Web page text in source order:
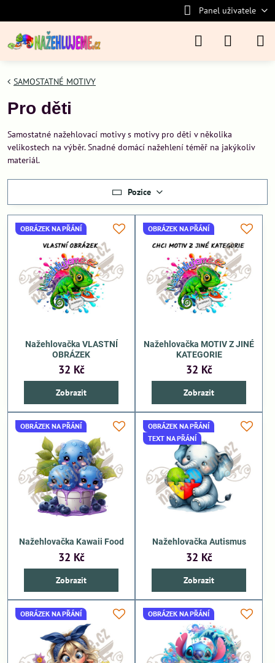
Panel uživatele
SAMOSTATNÉ MOTIVY
Pro děti
Samostatné nažehlovací motivy s motivy pro děti v několika
velikostech na výběr. Snadné domácí nažehlení téměř na jakýkoliv
materiál.
Pozice
OBRÁZEK NA PŘÁNÍ
Nažehlovačka VLASTNÍ
OBRÁZEK
32 Kč
Zobrazit
OBRÁZEK NA PŘÁNÍ
Nažehlovačka MOTIV Z JINÉ
KATEGORIE
32 Kč
Zobrazit
OBRÁZEK NA PŘÁNÍ
Nažehlovačka Kawaii Food
32 Kč
Zobrazit
OBRÁZEK NA PŘÁNÍ
TEXT NA PŘÁNÍ
Nažehlovačka Autismus
32 Kč
Zobrazit
OBRÁZEK NA PŘÁNÍ OBRÁZEK NA PŘÁNÍ